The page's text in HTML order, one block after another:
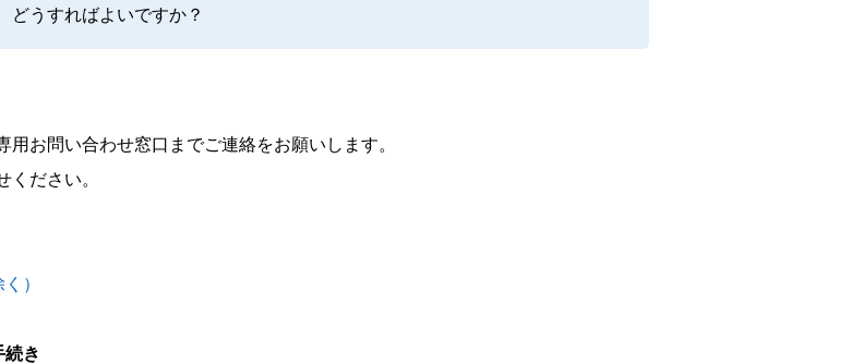
どうすればよいですか？
お問い合わせ窓口までご連絡をお願いします。
ださい。
）
き